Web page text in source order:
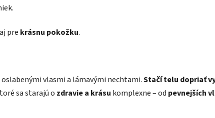
pre krásnu pokožku.
vlasmi a lámavými nechtami.Stačí telu dopriať
sa starajú o zdravie a krásu komplexne – od pevnejších